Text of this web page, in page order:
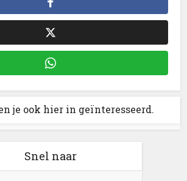
je ook hier in geïnteresseerd.
Snel naar